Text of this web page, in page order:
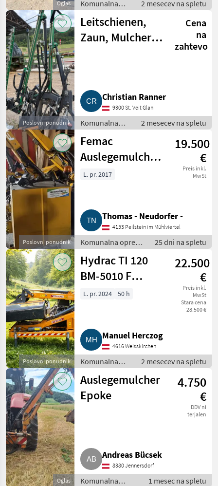
Oglas
Komunalna
oprema /
Kosilnica za
brežine
2 mesecev na spletu
Poslovni ponudnik
Leitschienen,
Zaun, Mulcher,
Cena
na
zahtevo
Christian Ranner
9300 St. Veit Glan
Komunalna
oprema /
Kosilnica za
brežine
2 mesecev na spletu
Poslovni ponudnik
Femac
Auslegemulcher
VFR 8T
19.500
€
Preis inkl.
MwSt
L. pr. 2017
Thomas - Neudorfer -
4153 Peilstein im Mühlviertel
Komunalna oprema
/ Kosilnica za
brežine
25 dni na spletu
Poslovni ponudnik
Hydrac TI 120
BM-5010 F
Böschungsmäher
22.500
€
Preis inkl.
MwSt
Stara cena
28.500 €
L. pr. 2024 50 h
Manuel Herczog
4616 Weisskirchen
Komunalna
oprema /
Kosilnica za
brežine
2 mesecev na spletu
Oglas
Auslegemulcher
Epoke
4.750
€
DDV ni
terjalen
Andreas Bücsek
8380 Jennersdorf
Komunalna
1 mesec na spletu